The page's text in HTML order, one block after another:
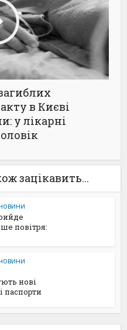
в Києві
у лікарні
зацікавить...
повітря:
нові
паспорти